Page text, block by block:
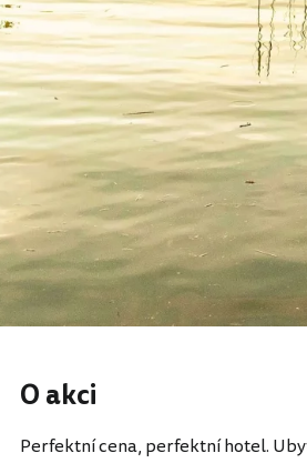
O akci
Perfektní cena, perfektní hotel.